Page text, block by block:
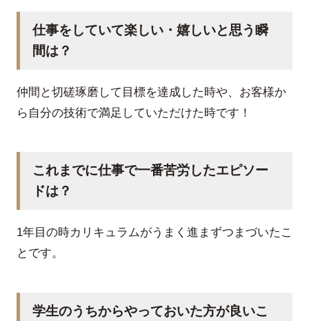
仕事をしていて楽しい・嬉しいと思う瞬
間は？
仲間と切磋琢磨して目標を達成した時や、お客様か
ら自分の技術で満足していただけた時です！
これまでに仕事で一番苦労したエピソー
ドは？
1年目の時カリキュラムがうまく進まずつまづいたこ
とです。
学生のうちからやっておいた方が良いこ